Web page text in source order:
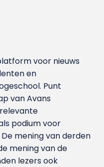
voor nieuws
en
Punt
van Avans
podium voor
mening van derden
mening van de
lezers ook